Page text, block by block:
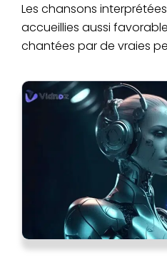
Les chansons
accueillies aussi
chantées par de vraies